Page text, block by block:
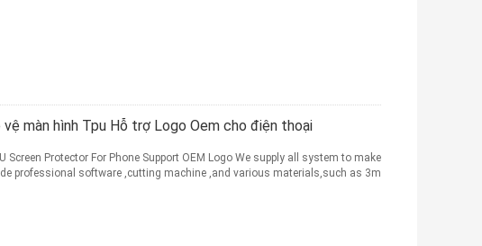
vệ màn hình Tpu Hỗ trợ Logo Oem cho điện thoại
Screen Protector For Phone Support OEM Logo We supply all system to make
professional software ,cutting machine ,and various materials,such as 3m